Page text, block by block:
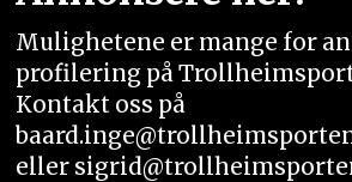
Mulighetene er mange for
profilering på
Kontakt oss på
eller